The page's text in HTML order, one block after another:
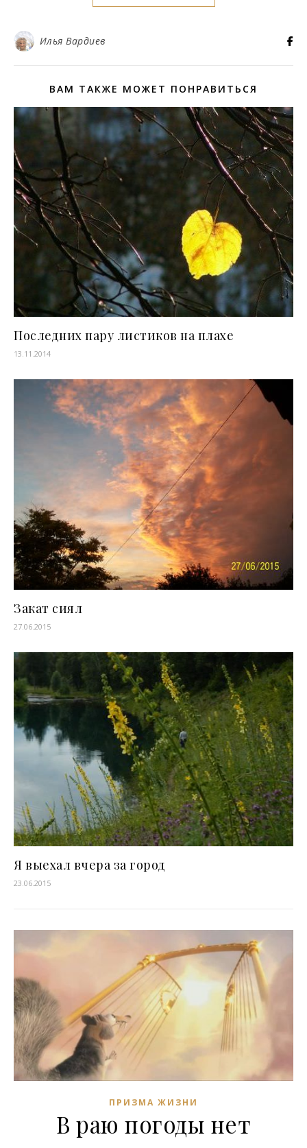
Илья Вардиев
ВАМ ТАКЖЕ МОЖЕТ ПОНРАВИТЬСЯ
Последних пару листиков на плахе
13.11.2014
Закат сиял
27.06.2015
Я выехал вчера за город
23.06.2015
ПРИЗМА ЖИЗНИ
В раю погоды нет